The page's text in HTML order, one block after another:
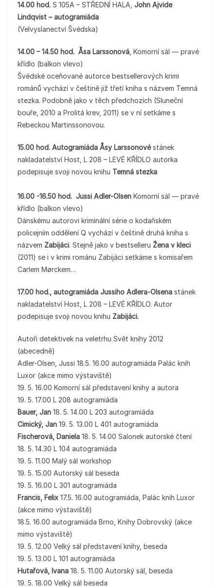
14.00 hod. S 105A – STŘEDNÍ HALA, John Ajvide
Lindqvist – autogramiáda
(Velvyslanectví Švédska)
14.00 – 14.50 hod. Åsa Larssonová , Komorní sál — pravé
křídlo (balkon vlevo)
Švédské oceňované autorce bestsellerových krimi
románů vychází v češtině již třetí kniha s názvem Temná
stezka. Podobně jako v těch předchozích (Sluneční
bouře, 2010 a Prolitá krev, 2011) se v ní setkáme s
Rebeckou Martinssonovou.
15.00 hod. Autogramiáda Åsy Larssonovéstánek
nakladatelství Host, L 208 – LEVÉ KŘÍDLO autorka
podepisuje svoji novou knihu Temná stezka
16.00 -16.50 hod. Jussi Adler-Olsen Komorní sál — pravé
křídlo (balkon vlevo)
Dánskému autorovi kriminální série o kodaňském
policejním oddělení Q vychází v češtině druhá kniha s
názvem Zabijáci. Stejně jako v bestselleru Žena v kleci
(2011) se i v krimi románu Zabijáci setkáme s komisařem
Carlem Mørckem…
17.00 hod., autogramiáda Jussiho Adlera-Olsena stánek
nakladatelství Host, L 208 – LEVÉ KŘÍDLO. Autor
podepisuje svoji novou knihu Zabijáci.
Autoři detektivek na veletrhu Svět knihy 2012
(abecedně)
Adler-Olsen, Jussi 18.5. 16.00 autogramiáda Palác knih
Luxor (akce mimo výstaviště)
19. 5. 16.00 Komorní sál představení knihy a autora
19. 5. 17.00 L 208 autogramiáda
Bauer, Jan 18. 5. 14.00 L 203 autogramiáda
Cimický, Jan 19. 5. 13.00 L 401 autogramiáda
Fischerová, Daniela 18. 5. 14.00 Salonek autorské čtení
18. 5. 14.30 L 104 autogramiáda
19. 5. 11.00 Malý sál workshop
19. 5. 15.00 Autorský sál beseda
19. 5. 16.00 L 301 autogramiáda
Francis, Felix 17.5. 16.00 autogramiáda, Palác knih Luxor
(akce mimo výstaviště)
18.5. 16.00 autogramiáda Brno, Knihy Dobrovský (akce
mimo výstaviště)
19. 5. 12.00 Velký sál představení knihy, beseda
19. 5. 13.00 L 101 autogramiáda
Hutařová, Ivana 18. 5. 11.00 Autorský sál, beseda
19. 5. 18.00 Velký sál beseda